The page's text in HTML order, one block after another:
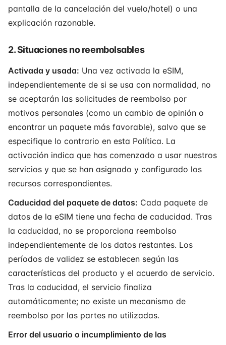
pantalla de la cancelación del vuelo/hotel) o una
explicación razonable.
2. Situaciones no reembolsables
Activada y usada: Una vez activada la eSIM,
independientemente de si se usa con normalidad, no
se aceptarán las solicitudes de reembolso por
motivos personales (como un cambio de opinión o
encontrar un paquete más favorable), salvo que se
especifique lo contrario en esta Política. La
activación indica que has comenzado a usar nuestros
servicios y que se han asignado y configurado los
recursos correspondientes.
Caducidad del paquete de datos: Cada paquete de
datos de la eSIM tiene una fecha de caducidad. Tras
la caducidad, no se proporciona reembolso
independientemente de los datos restantes. Los
períodos de validez se establecen según las
características del producto y el acuerdo de servicio.
Tras la caducidad, el servicio finaliza
automáticamente; no existe un mecanismo de
reembolso por las partes no utilizadas.
Error del usuario o incumplimiento de las